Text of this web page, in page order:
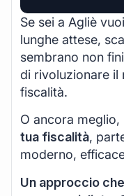
Se sei a Agliè
lunghe attese,
sembrano non
di rivoluzionare il
fiscalità.
O ancora meglio,
tua fiscalità,
moderno,
Un approccio